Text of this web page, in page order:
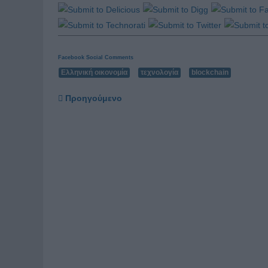
Facebook Social Comments
Ελληνική οικονομία τεχνολογία blockchain
Προηγούμενο